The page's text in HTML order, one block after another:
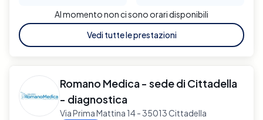
Al momento non ci sono orari disponibili
Vedi tutte le prestazioni
Romano Medica - sede di Cittadella
- diagnostica
Via Prima Mattina 14 - 35013 Cittadella